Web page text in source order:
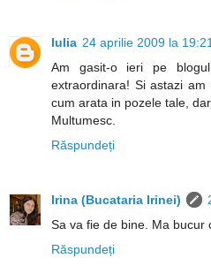
Iulia 24 aprilie 2009 la
Am gasit-o ieri pe
extraordinara! Si astazi
cum arata in pozele tale,
Multumesc.
Răspundeți
Irina (Bucataria Irinei)
Sa va fie de bine. Ma bucur
Răspundeți